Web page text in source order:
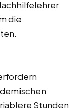
die
Stunden